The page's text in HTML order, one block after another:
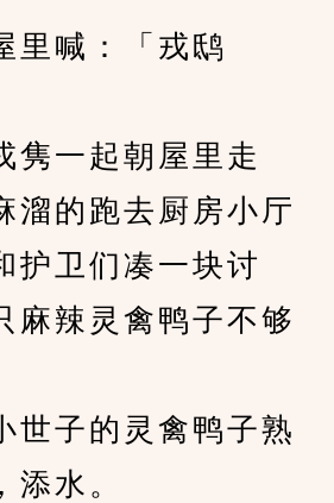
喊：「戎鸱
一起朝屋里走
溜的跑去厨房小厅
护卫们凑一块讨
麻辣灵禽鸭子不够
子的灵禽鸭子熟
添水。